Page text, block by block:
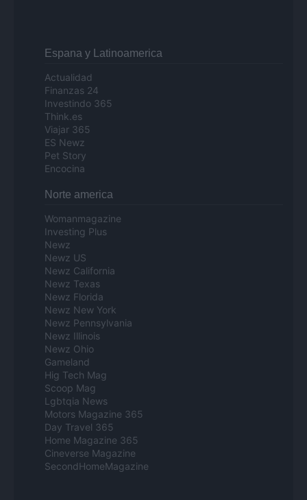
Espana y Latinoamerica
Actualidad
Finanzas 24
Investindo 365
Think.es
Viajar 365
ES Newz
Pet Story
Encocina
Norte america
Womanmagazine
Investing Plus
Newz
Newz US
Newz California
Newz Texas
Newz Florida
Newz New York
Newz Pennsylvania
Newz Illinois
Newz Ohio
Gameland
Hig Tech Mag
Scoop Mag
Lgbtqia News
Motors Magazine 365
Day Travel 365
Home Magazine 365
Cineverse Magazine
SecondHomeMagazine